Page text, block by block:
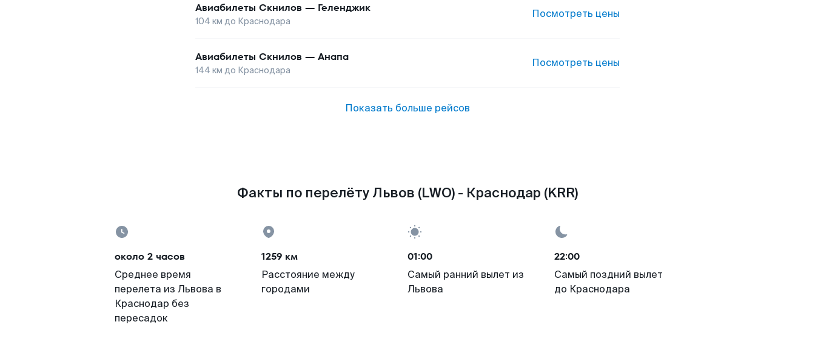
Авиабилеты Скнилов — Геленджик
104 км до Краснодара
Посмотреть цены
Авиабилеты Скнилов — Анапа
144 км до Краснодара
Посмотреть цены
Показать больше рейсов
Факты по перелёту Львов (LWO) - Краснодар (KRR)
около 2 часов
Среднее время
перелета из Львова в
Краснодар без
пересадок
1259 км
Расстояние между
городами
01:00
Самый ранний вылет из
Львова
22:00
Самый поздний вылет
до Краснодара